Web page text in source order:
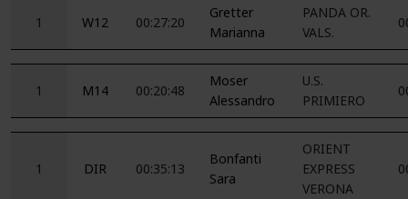
1 W12 00:27:20
Gretter
Marianna
PANDA OR.
VALS.
1 M14 00:20:48
Moser
Alessandro
U.S.
PRIMIERO
1 DIR 00:35:13
Bonfanti
Sara
ORIENT
EXPRESS
VERONA